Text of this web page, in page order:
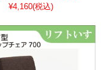
¥4,160(税込)